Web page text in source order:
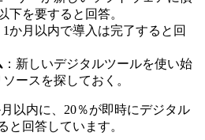
下を要すると回答。
か月以内で導入は完了すると回
：新しいデジタルツールを使い始
ースを探しておく。
以内に、20％が即時にデジタル
と回答しています。